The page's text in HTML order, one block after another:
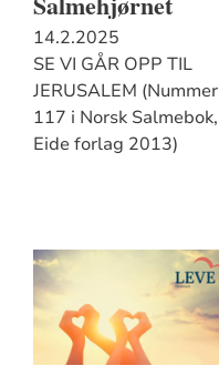
14.2.2025
SE VI GÅR OPP TIL
JERUSALEM (Nummer
117 i Norsk Salmebok,
Eide forlag 2013)